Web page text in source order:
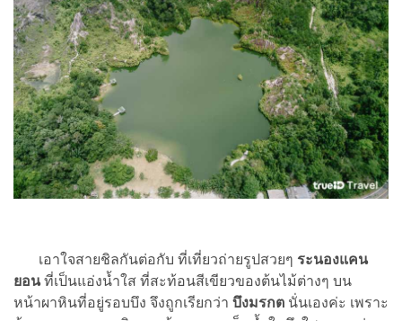
เอาใจสายชิลกันต่อกับ ที่เที่ยวถ่ายรูปสวยๆ ระนองแคน
ยอนที่เป็นแอ่งน้ำใส ที่สะท้อนสีเขียวของต้นไม้ต่างๆ บน
หน้าผาหินที่อยู่รอบบึง จึงถูกเรียกว่า บึงมรกต นั่นเองค่ะ เพราะ